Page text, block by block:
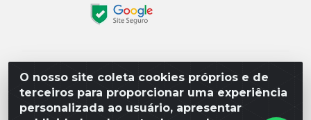
O nosso site coleta cookies próprios e de
terceiros para proporcionar uma experiência
personalizada ao usuário, apresentar
Matriz R3 Suprimentos - Rua 14, Polo Empresarial
Goiás – Etapa III, Quadra: 15; Lote 04, Aparecida de
Goiânia/GO, CEP 74985-182. - CNPJ
10.641.901/0001-16